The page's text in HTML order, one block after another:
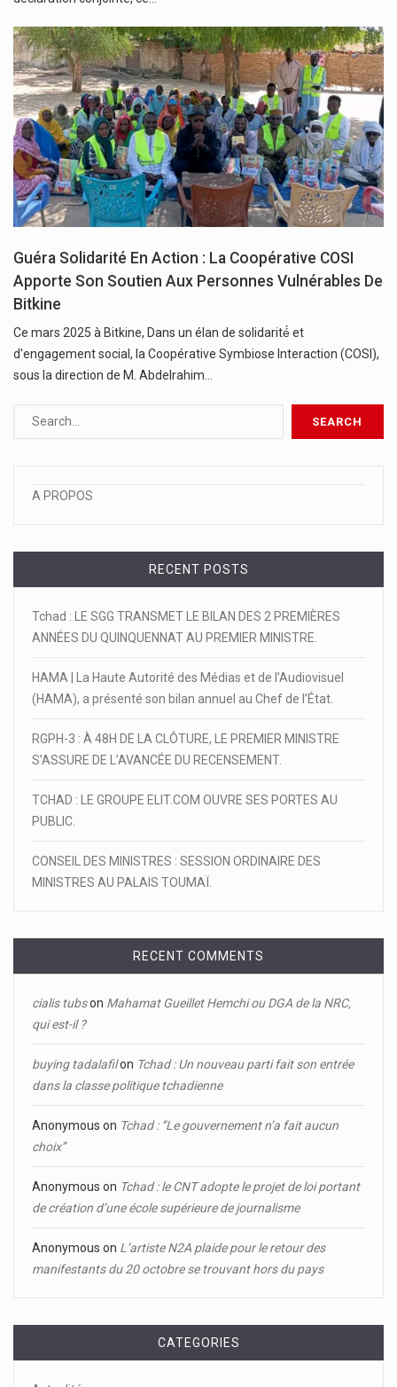
Guéra Solidarité En Action : La Coopérative COSI
Apporte Son Soutien Aux Personnes Vulnérables De
Bitkine
Ce mars 2025 à Bitkine, Dans un élan de solidarité́ et
d'engagement social, la Coopérative Symbiose Interaction (COSI),
sous la direction de M. Abdelrahim…
A PROPOS
RECENT POSTS
Tchad : LE SGG TRANSMET LE BILAN DES 2 PREMIÈRES
ANNÉES DU QUINQUENNAT AU PREMIER MINISTRE.
HAMA | La Haute Autorité des Médias et de l’Audiovisuel
(HAMA), a présenté son bilan annuel au Chef de l’État.
RGPH-3 : À 48H DE LA CLÔTURE, LE PREMIER MINISTRE
S’ASSURE DE L’AVANCÉE DU RECENSEMENT.
TCHAD : LE GROUPE ELIT.COM OUVRE SES PORTES AU
PUBLIC.
CONSEIL DES MINISTRES : SESSION ORDINAIRE DES
MINISTRES AU PALAIS TOUMAÏ.
RECENT COMMENTS
cialis tubson Mahamat Gueillet Hemchi ou DGA de la NRC,
qui est-il ?
buying tadalafilon Tchad : Un nouveau parti fait son entrée
dans la classe politique tchadienne
Anonymous on Tchad : ‘’Le gouvernement n’a fait aucun
choix’’
Anonymous on Tchad : le CNT adopte le projet de loi portant
de création d’une école supérieure de journalisme
Anonymous on L’artiste N2A plaide pour le retour des
manifestants du 20 octobre se trouvant hors du pays
CATEGORIES